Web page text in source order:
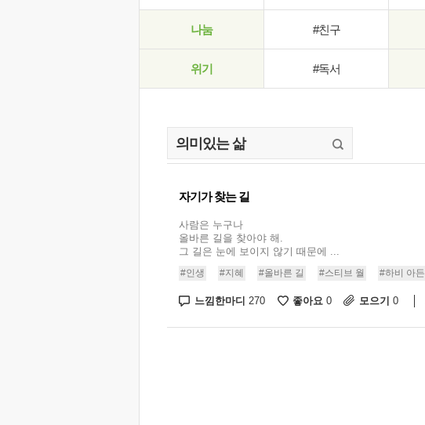
나눔 #친구
위기 #독서
자기가 찾는 길
사람은 누구나
올바른 길을 찾아야 해.
그 길은 눈에 보이지 않기 때문에 ...
#인생 #지혜 #올바른 길 #스티브 월 #하비 아든
느낌한마디 270 좋아요 0 모으기 0